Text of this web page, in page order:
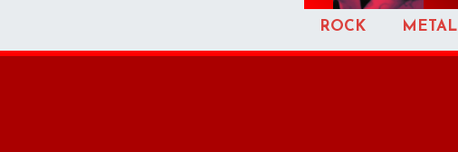
ROCK METAL